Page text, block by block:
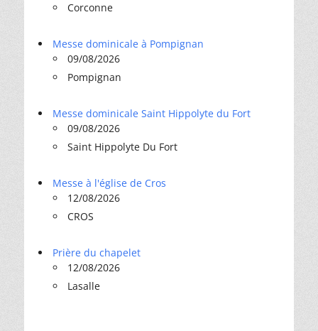
Corconne
Messe dominicale à Pompignan
09/08/2026
Pompignan
Messe dominicale Saint Hippolyte du Fort
09/08/2026
Saint Hippolyte Du Fort
Messe à l'église de Cros
12/08/2026
CROS
Prière du chapelet
12/08/2026
Lasalle